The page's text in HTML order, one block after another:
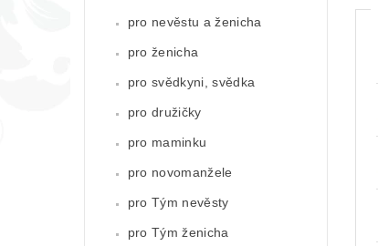
pro nevěstu a ženicha
pro ženicha
pro svědkyni, svědka
pro družičky
pro maminku
pro novomanžele
pro Tým nevěsty
pro Tým ženicha